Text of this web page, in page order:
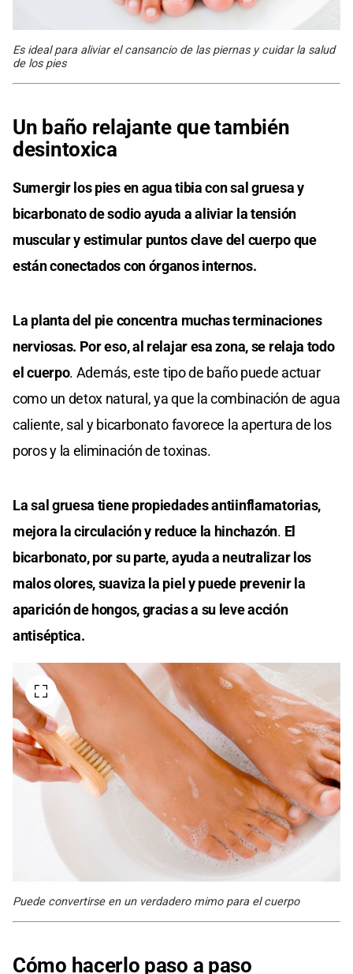
Es ideal para aliviar el cansancio de las piernas y cuidar la salud
de los pies
Un baño relajante que también
desintoxica
Sumergir los pies en agua tibia con sal gruesa y
bicarbonato de sodio ayuda a aliviar la tensión
muscular y estimular puntos clave del cuerpo que
están conectados con órganos internos.
La planta del pie concentra muchas terminaciones
nerviosas. Por eso, al relajar esa zona, se relaja todo
el cuerpo. Además, este tipo de baño puede actuar
como un detox natural, ya que la combinación de agua
caliente, sal y bicarbonato favorece la apertura de los
poros y la eliminación de toxinas.
La sal gruesa tiene propiedades antiinflamatorias,
mejora la circulación y reduce la hinchazón. El
bicarbonato, por su parte, ayuda a neutralizar los
malos olores, suaviza la piel y puede prevenir la
aparición de hongos, gracias a su leve acción
antiséptica.
Puede convertirse en un verdadero mimo para el cuerpo
Cómo hacerlo paso a paso